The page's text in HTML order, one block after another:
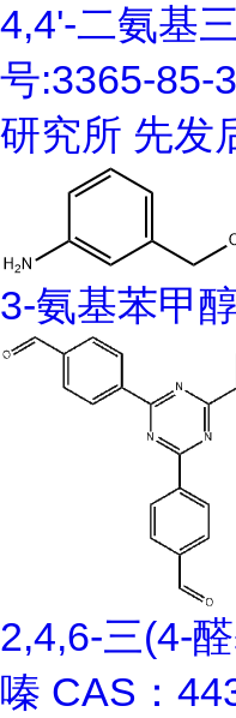
4,4'-二氨基
号:3365-85-
研究所 先发
3-氨基苯甲
2,4,6-三(4-
嗪 CAS：